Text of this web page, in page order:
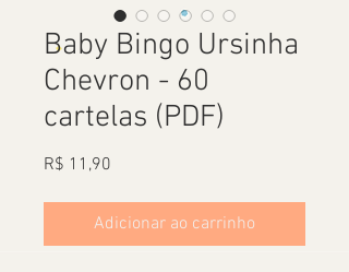
Baby Bingo Ursinha
Chevron - 60
cartelas (PDF)
R$ 11,90
Adicionar ao carrinho